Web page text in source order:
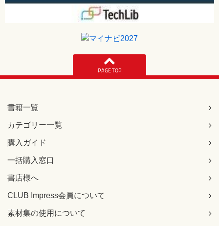
PAGE TOP
書籍一覧
カテゴリー一覧
購入ガイド
一括購入窓口
書店様へ
CLUB Impress会員について
素材集の使用について